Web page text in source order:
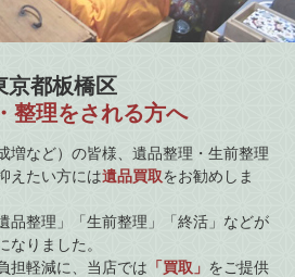
京都板橋区
整理をされる方へ
増など）の皆様、遺品整理・生前整理
えたい方には遺品買取をお勧めしま
品整理」「生前整理」「終活」などが
なりました。
担軽減に、当店では 「買取」 をご提供